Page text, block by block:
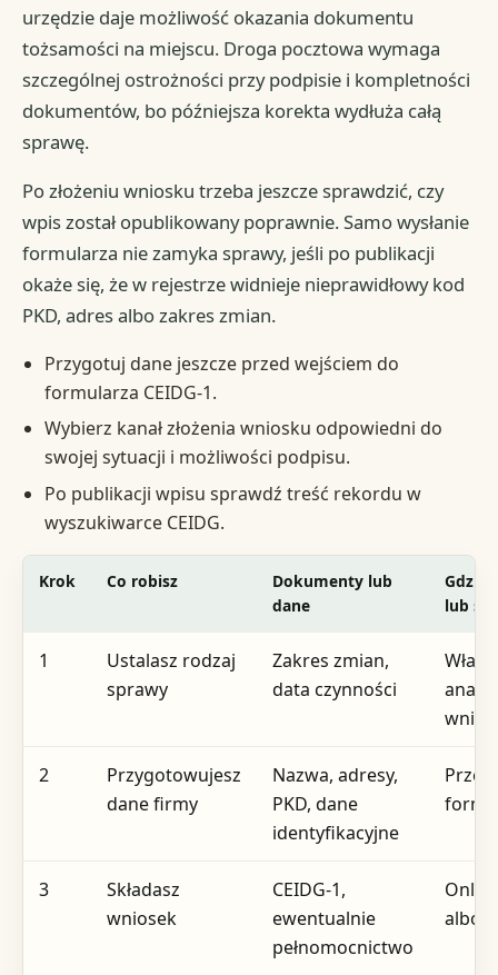
urzędzie daje możliwość okazania dokumentu
tożsamości na miejscu. Droga pocztowa wymaga
szczególnej ostrożności przy podpisie i kompletności
dokumentów, bo późniejsza korekta wydłuża całą
sprawę.
Po złożeniu wniosku trzeba jeszcze sprawdzić, czy
wpis został opublikowany poprawnie. Samo wysłanie
formularza nie zamyka sprawy, jeśli po publikacji
okaże się, że w rejestrze widnieje nieprawidłowy kod
PKD, adres albo zakres zmian.
Przygotuj dane jeszcze przed wejściem do
formularza CEIDG-1.
Wybierz kanał złożenia wniosku odpowiedni do
swojej sytuacji i możliwości podpisu.
Po publikacji wpisu sprawdź treść rekordu w
wyszukiwarce CEIDG.
Krok Co robisz
Dokumenty lub
dane
Gdzie
lub
1
Ustalasz rodzaj
sprawy
Zakres zmian,
data czynności
2
Przygotowujesz
dane firmy
Nazwa, adresy,
PKD, dane
identyfikacyjne
Przed
3
Składasz
wniosek
CEIDG-1,
ewentualnie
pełnomocnictwo
albo